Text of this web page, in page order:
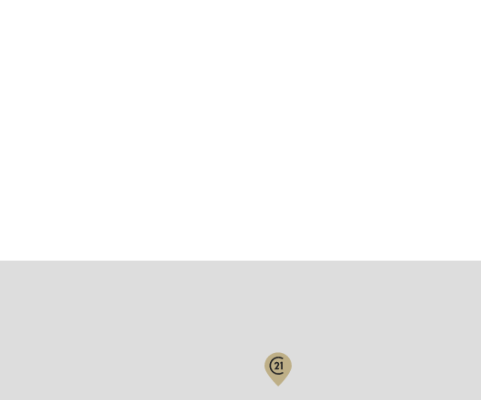
Votre compte :